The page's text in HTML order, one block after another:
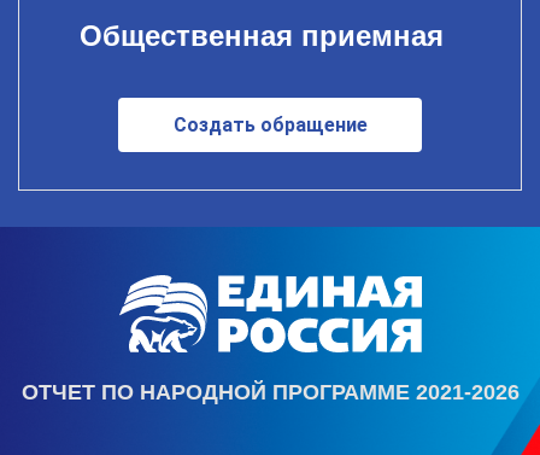
Общественная приемная
Создать обращение
ОТЧЕТ ПО НАРОДНОЙ ПРОГРАММЕ 2021-2026